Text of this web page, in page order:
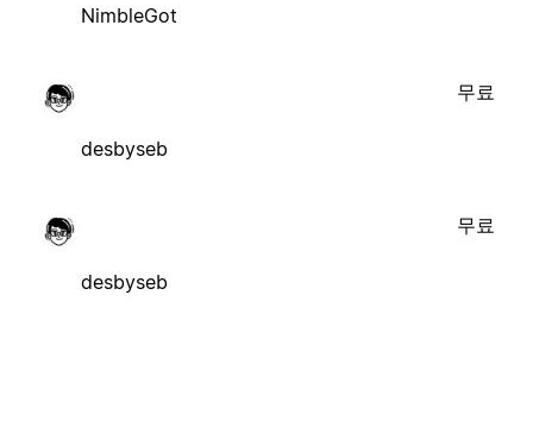
NimbleGot
desbyseb
무료
desbyseb
무료